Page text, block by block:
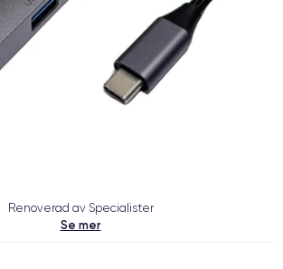
Renoverad av Specialister
Se mer